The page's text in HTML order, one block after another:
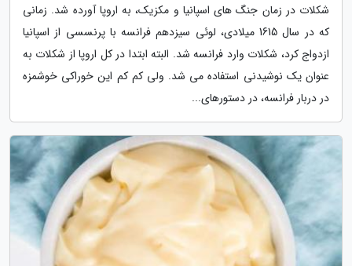
شکلات در زمان جنگ های اسپانیا و مکزیک، به اروپا آورده شد. زمانی
که در سال 1615 میلادی، لوئی سیزدهم فرانسه با پرنسسی از اسپانیا
ازدواج کرد، شکلات وارد فرانسه شد. البته ابتدا در کل اروپا از شکلات به
عنوان یک نوشیدنی استفاده می شد. ولی کم کم این خوراکی خوشمزه
در دربار فرانسه، در دستورهای...